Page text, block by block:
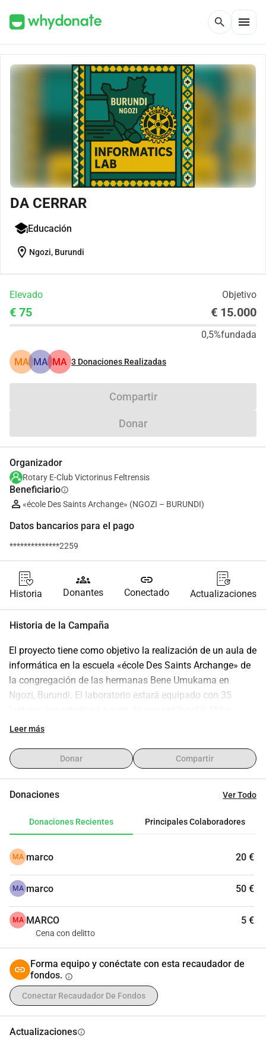
search menu
DA CERRAR
Educación
location_on Ngozi, Burundi
Elevado Objetivo
€ 75 € 15.000
0,5%fundada
MA MA MA 3 Donaciones Realizadas
Compartir
Donar
Organizador
Rotary E-Club Victorinus Feltrensis
Beneficiarioinfo
«école Des Saints Archange» (NGOZI – BURUNDI)
Datos bancarios para el pago
**************2259
Historia
groups
Donantes
link
Conectado Actualizaciones
Historia de la Campaña
El proyecto tiene como objetivo la realización de un aula de
informática en la escuela «école Des Saints Archange» de
la congregación de las hermanas Bene Umukama en
Ngozi, Burundi. El laboratorio estará equipado con 35
conectados a Internet gracias al sistema satelital Starlink.
la misma congregación presentes en Porto Mantovano
(MN), quienes se encargarán de llevarlo a su destino.
de rotarios, con posibles intervenciones in situ para la
Leer más
Donar Compartir
Donaciones Ver Todo
Donaciones Recientes Principales Colaboradores
MA marco 20 €
MA marco 50 €
MA MARCO 5 €
Cena con delitto
Forma equipo y conéctate con esta recaudador de
fondos. info
Conectar Recaudador De Fondos
Actualizacionesinfo